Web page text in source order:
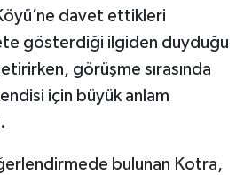
davet ettikleri
gösterdiği ilgiden duyduğu
görüşme sırasında
için büyük anlam
bulunan Kotra,